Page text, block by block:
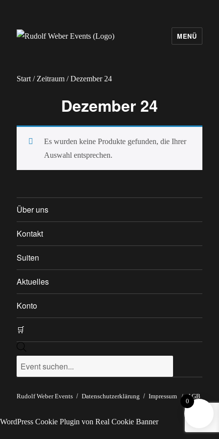
MENÜ
Start / Zeitraum / Dezember 24
Dezember 24
Es wurden keine Produkte gefunden, die Ihrer
Auswahl entsprechen.
Über uns
Kontakt
Suiten
Aktuelles
Konto
🛒
search
Rudolf Weber Events Datenschutzerklärung Impressum / AGB
0
WordPress Cookie Plugin von Real Cookie Banner